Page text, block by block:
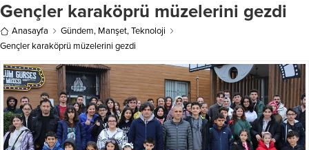
Gençler karaköprü müzelerini gezdi
Anasayfa Gündem, Manşet,Teknoloji
Gençler karaköprü müzelerini gezdi